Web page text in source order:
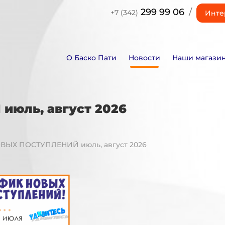
+7 (342) 299 99 06 /
О Баско Пати Новости Наши
август 2026
ПОСТУПЛЕНИЙ июль, август 2026